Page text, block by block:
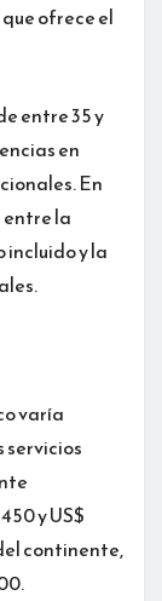
ofrece el
entre 35 y
en
En
la
y la
varía
y US$
continente,